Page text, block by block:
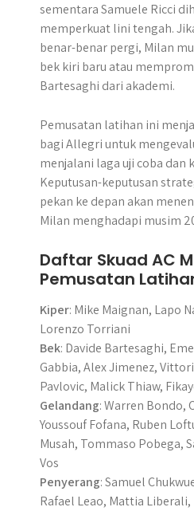
sementara Samuele Ricci
memperkuat lini tengah.
benar-benar pergi, Milan
bek kiri baru atau
Bartesaghi dari akademi.
Pemusatan latihan ini
bagi Allegri untuk
menjalani laga uji coba dan
Keputusan-keputusan
pekan ke depan akan
Milan menghadapi musim
Daftar Skuad AC
Pemusatan
Kiper: Mike Maignan, Lapo
Lorenzo Torriani
Bek: Davide Bartesaghi,
Gabbia, Alex Jimenez,
Pavlovic, Malick Thiaw,
Gelandang: Warren Bondo,
Youssouf Fofana, Ruben
Musah, Tommaso Pobega,
Vos
Penyerang: Samuel
Rafael Leao, Mattia